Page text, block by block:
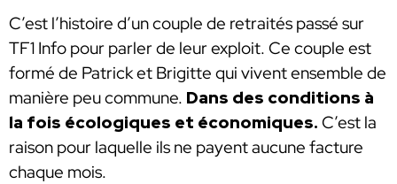
C’est l’histoire d’un couple de retraités passé sur
TF1 Info pour parler de leur exploit. Ce couple est
formé de Patrick et Brigitte qui vivent ensemble de
manière peu commune. Dans des conditions à
la fois écologiques et économiques. C’est la
raison pour laquelle ils ne payent aucune facture
chaque mois.